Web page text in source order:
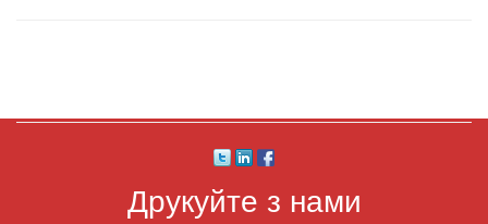
Друкуйте з нами